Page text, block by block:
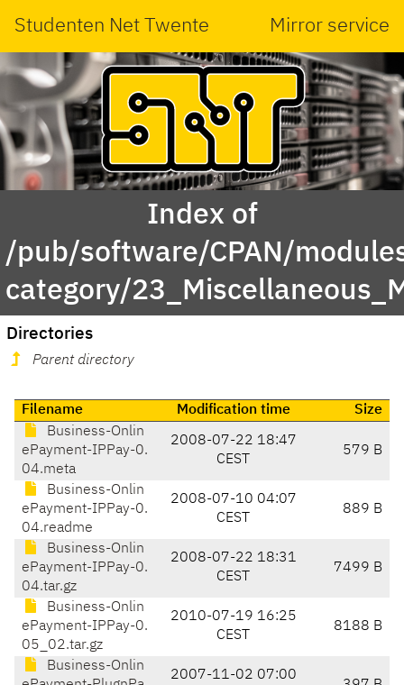
Studenten Net Twente Mirror service
Index of
/pub/software/CPAN/
category/
Directories
Parent directory
Filename Modification time
Size
Business-Onlin
ePayment-IPPay-0.
04.meta
2008-07-22 18:47
CEST
579 B
Business-Onlin
ePayment-IPPay-0.
04.readme
2008-07-10 04:07
CEST
889 B
Business-Onlin
ePayment-IPPay-0.
04.tar.gz
2008-07-22 18:31
CEST
7499 B
Business-Onlin
ePayment-IPPay-0.
05_02.tar.gz
2010-07-19 16:25
CEST
8188 B
Business-Onlin
2007-11-02 07:00